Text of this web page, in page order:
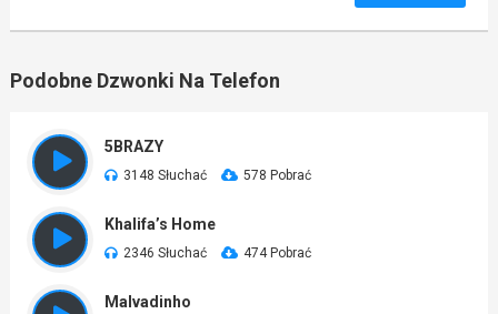
Podobne Dzwonki Na Telefon
5BRAZY
3148 Słuchać 578 Pobrać
Khalifa’s Home
2346 Słuchać 474 Pobrać
Malvadinho